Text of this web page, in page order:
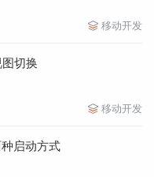
移动开发
切换
移动开发
启动方式